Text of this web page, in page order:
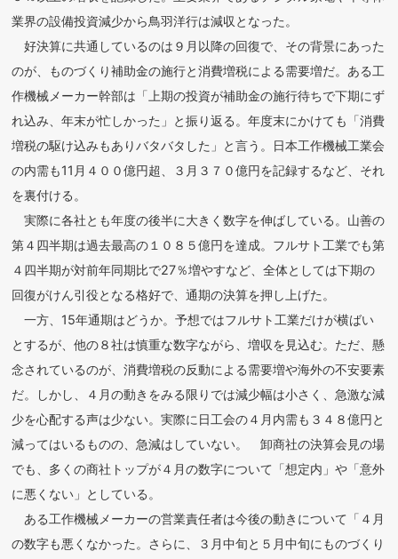
業界の設備投資減少から鳥羽洋行は減収となった。
好決算に共通しているのは９月以降の回復で、その背景にあった
のが、ものづくり補助金の施行と消費増税による需要増だ。ある工
作機械メーカー幹部は「上期の投資が補助金の施行待ちで下期にず
れ込み、年末が忙しかった」と振り返る。年度末にかけても「消費
増税の駆け込みもありバタバタした」と言う。日本工作機械工業会
の内需も11月４００億円超、３月３７０億円を記録するなど、それ
を裏付ける。
実際に各社とも年度の後半に大きく数字を伸ばしている。山善の
第４四半期は過去最高の１０８５億円を達成。フルサト工業でも第
４四半期が対前年同期比で27％増やすなど、全体としては下期の
回復がけん引役となる格好で、通期の決算を押し上げた。
一方、15年通期はどうか。予想ではフルサト工業だけが横ばい
とするが、他の８社は慎重な数字ながら、増収を見込む。ただ、懸
念されているのが、消費増税の反動による需要増や海外の不安要素
だ。しかし、４月の動きをみる限りでは減少幅は小さく、急激な減
少を心配する声は少ない。実際に日工会の４月内需も３４８億円と
減ってはいるものの、急減はしていない。 卸商社の決算会見の場
でも、多くの商社トップが４月の数字について「想定内」や「意外
に悪くない」としている。
ある工作機械メーカーの営業責任者は今後の動きについて「４月
の数字も悪くなかった。さらに、３月中旬と５月中旬にものづくり